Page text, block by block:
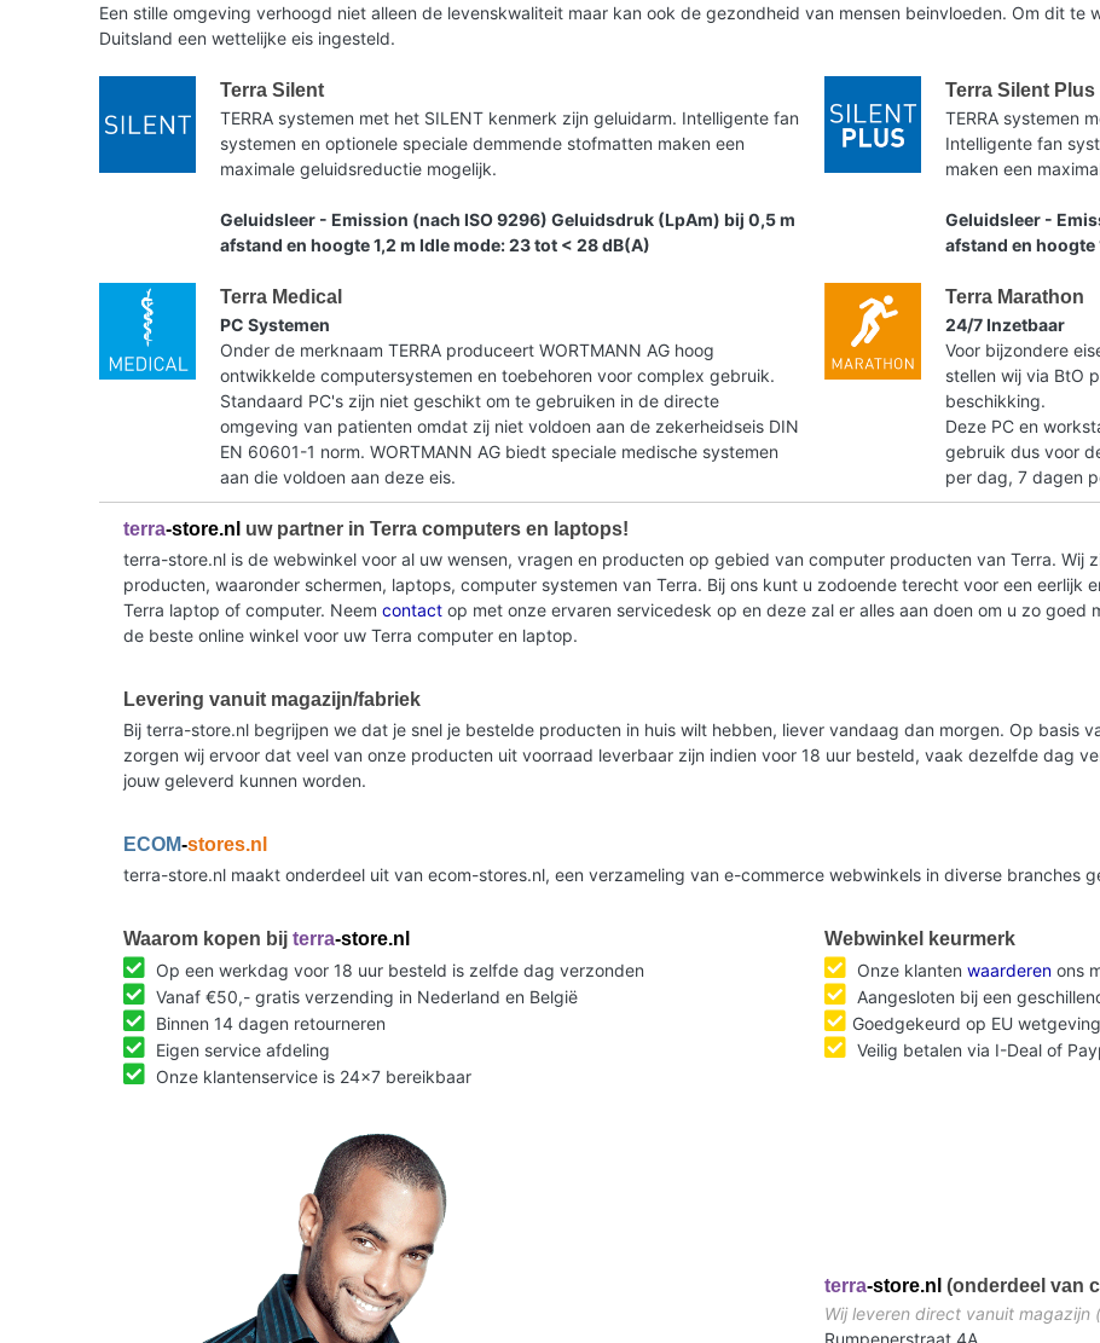
Een stille omgeving verhoogd niet alleen de levenskwaliteit maar kan ook de gezondheid van mensen beinvloeden. Om dit te
Duitsland een wettelijke eis ingesteld.
Terra Silent
TERRA systemen met het SILENT kenmerk zijn geluidarm. Intelligente fan
systemen en optionele speciale demmende stofmatten maken een
maximale geluidsreductie mogelijk.
Geluidsleer - Emission (nach ISO 9296) Geluidsdruk (LpAm) bij 0,5 m
afstand en hoogte 1,2 m Idle mode: 23 tot < 28 dB(A)
Terra Silent Plus
TERRA systemen
Intelligente fan
maken een
Geluidsleer -
afstand en hoogte
Terra Medical
PC Systemen
Onder de merknaam TERRA produceert WORTMANN AG hoog
ontwikkelde computersystemen en toebehoren voor complex gebruik.
Standaard PC's zijn niet geschikt om te gebruiken in de directe
omgeving van patienten omdat zij niet voldoen aan de zekerheidseis DIN
EN 60601-1 norm. WORTMANN AG biedt speciale medische systemen
aan die voldoen aan deze eis.
Terra Marathon
24/7 Inzetbaar
Voor bijzondere
stellen wij via BtO
beschikking.
Deze PC en
gebruik dus voor
per dag, 7 dagen
terra-store.nl uw partner in Terra computers en laptops!
terra-store.nl is de webwinkel voor al uw wensen, vragen en producten op gebied van computer producten van Terra. Wij
producten, waaronder schermen, laptops, computer systemen van Terra. Bij ons kunt u zodoende terecht voor een eerlijk
Terra laptop of computer. Neem contact op met onze ervaren servicedesk op en deze zal er alles aan doen om u zo goed
de beste online winkel voor uw Terra computer en laptop.
Levering vanuit magazijn/fabriek
Bij terra-store.nl begrijpen we dat je snel je bestelde producten in huis wilt hebben, liever vandaag dan morgen. Op basis
zorgen wij ervoor dat veel van onze producten uit voorraad leverbaar zijn indien voor 18 uur besteld, vaak dezelfde dag
jouw geleverd kunnen worden.
ECOM-stores.nl
terra-store.nl maakt onderdeel uit van ecom-stores.nl, een verzameling van e-commerce webwinkels in diverse branches
Waarom kopen bij terra-store.nl
Op een werkdag voor 18 uur besteld is zelfde dag verzonden
Vanaf €50,- gratis verzending in Nederland en België
Binnen 14 dagen retourneren
Eigen service afdeling
Onze klantenservice is 24x7 bereikbaar
Webwinkel keurmerk
Onze klanten waarderen ons
Aangesloten bij een
Goedgekeurd op EU
Veilig betalen via I-Deal of
terra-store.nl (onderdeel van
Wij leveren direct vanuit magazijn
Rumpenerstraat 4A